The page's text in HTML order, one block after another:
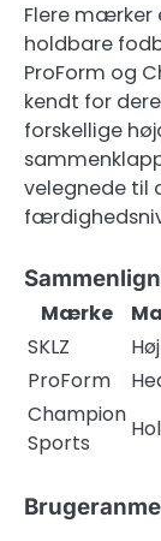
Flere mærker
holdbare
ProForm og
kendt for
forskellige
velegnede til
Mærke
SKLZ
ProForm
Champion
Sports